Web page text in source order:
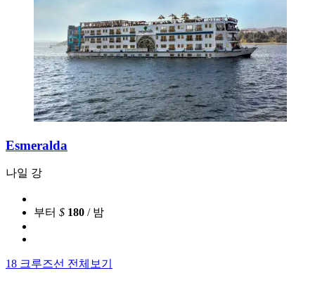
Esmeralda
나일 강
부터 $ 180 / 밤
18 크루즈선 전체보기